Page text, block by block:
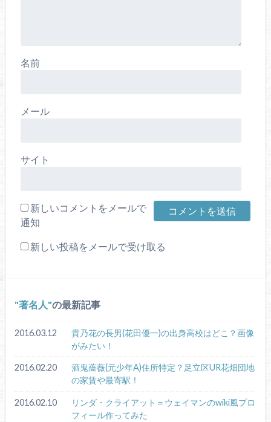
名前
メール
サイト
新しいコメントをメールで
通知
新しい投稿をメールで受け取る
著名人 の最新記事
2016.03.12
貴乃花の長男(花田優一)の出身高校はどこ？画像
がみたい！
2016.02.20
酒鬼薔薇(元少年A)住所特定？足立区UR花畑団地
の家賃や最寄駅！
2016.02.10
リンダ・クライアット＝ウェイマンのwiki風プロ
フィール作ってみた